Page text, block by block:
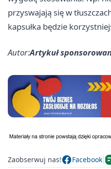
przyswajają się w
kapsułka będzie
Autor:Artykuł
Zaobserwuj nas! Facebook